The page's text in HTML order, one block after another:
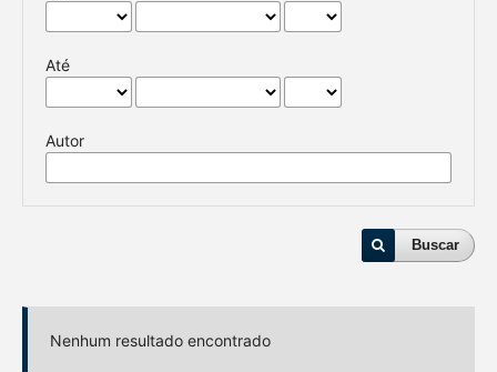
Até
Autor
Buscar
Nenhum resultado encontrado